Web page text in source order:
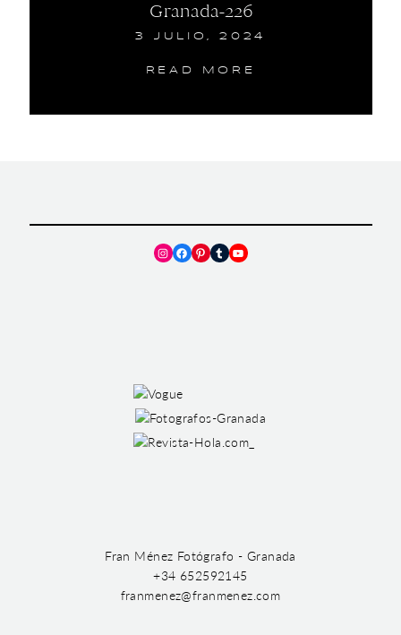
Granada-226
3 JULIO, 2024
READ MORE
Instagram
Facebook
Pinterest
TumblrYouTube
Fran Ménez Fotógrafo - Granada
+34 652592145
franmenez@franmenez.com